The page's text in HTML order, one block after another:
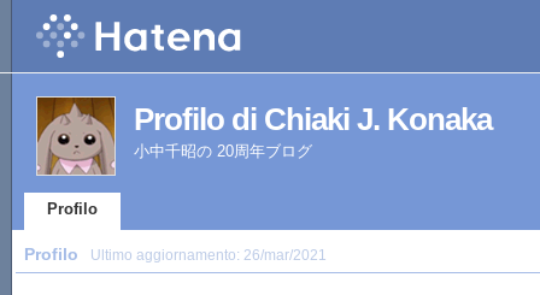
Profilo di Chiaki J. Konaka
小中千昭の 20周年ブログ
Profilo
Profilo Ultimo aggiornamento: 26/mar/2021